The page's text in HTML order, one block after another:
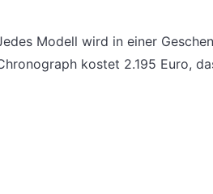
Modell wird in einer
kostet 2.195 Euro,